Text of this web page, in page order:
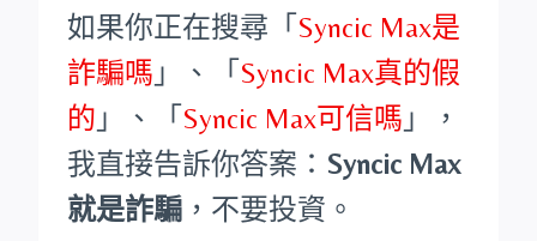
如果你正在搜尋「 Syncic Max是
詐騙嗎 」、「 Syncic Max真的假
的 」、「 Syncic Max可信嗎 」，
我直接告訴你答案： Syncic Max
就是詐騙 ，不要投資。